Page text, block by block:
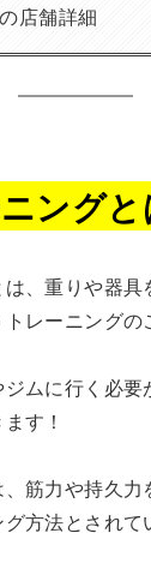
店舗詳細
ングと
、重りや器
レーニングの
ムに行く必
す！
筋力や持久
方法とされて